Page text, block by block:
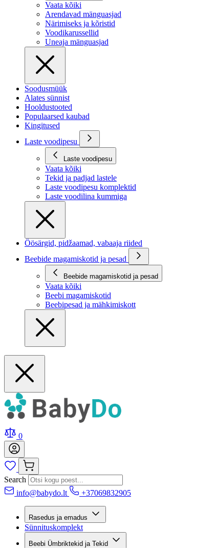
Vaata kõiki
Arendavad mänguasjad
Närimiseks ja kõristid
Voodikarussellid
Uneaja mänguasjad
Soodusmüük
Alates sünnist
Hooldustooted
Populaarsed kaubad
Kingitused
Laste voodipesu
Laste voodipesu
Vaata kõiki
Tekid ja padjad lastele
Laste voodipesu komplektid
Laste voodilina kummiga
Öösärgid, pidžaamad, vabaaja riided
Beebide magamiskotid ja pesad
Beebide magamiskotid ja pesad
Vaata kõiki
Beebi magamiskotid
Beebipesad ja mähkimiskott
0
Search
info@babydo.lt
+37069832905
Rasedus ja emadus
Sünnituskomplekt
Beebi Ümbriktekid ja Tekid